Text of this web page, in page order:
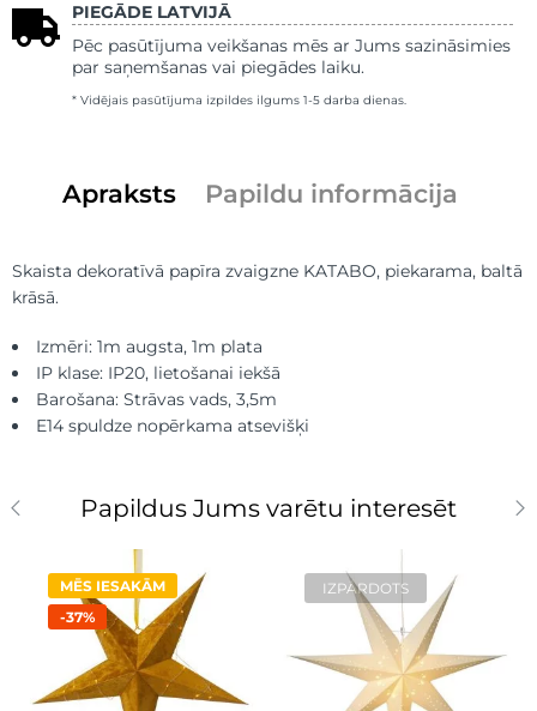
PIEGĀDE LATVIJĀ
Pēc pasūtījuma veikšanas mēs ar Jums sazināsimies
par saņemšanas vai piegādes laiku.
* Vidējais pasūtījuma izpildes ilgums 1-5 darba dienas.
Apraksts Papildu informācija
Skaista dekoratīvā papīra zvaigzne KATABO, piekarama, baltā
krāsā.
Izmēri: 1m augsta, 1m plata
IP klase: IP20, lietošanai iekšā
Barošana: Strāvas vads, 3,5m
E14 spuldze nopērkama atsevišķi
Papildus Jums varētu interesēt
MĒS IESAKĀM
-37%
IZPĀRDOTS